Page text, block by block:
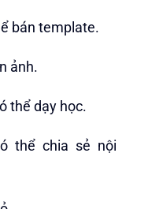
bán template.
ảnh.
thể dạy học.
thể chia sẻ nội